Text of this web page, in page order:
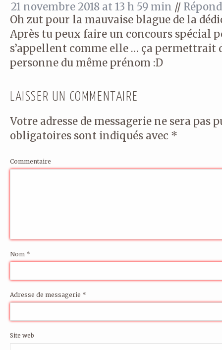
21 novembre 2018 at 13 h 59 min //
Oh zut pour la mauvaise blague de la
Après tu peux faire un concours spécial
s’appellent comme elle … ça permettrait
personne du même prénom :D
LAISSER UN COMMENTAIRE
Votre adresse de messagerie ne sera pas
obligatoires sont indiqués avec *
Commentaire
Nom *
Adresse de messagerie *
Site web